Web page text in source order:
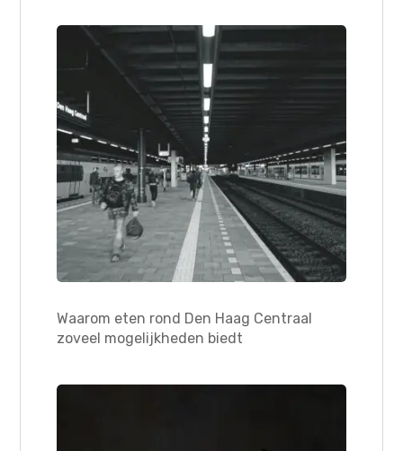
Waarom eten rond Den Haag Centraal
zoveel mogelijkheden biedt